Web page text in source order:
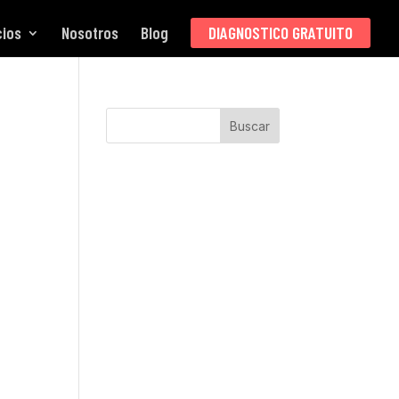
Nosotros Blog DIAGNOSTICO GRATUITO
Buscar